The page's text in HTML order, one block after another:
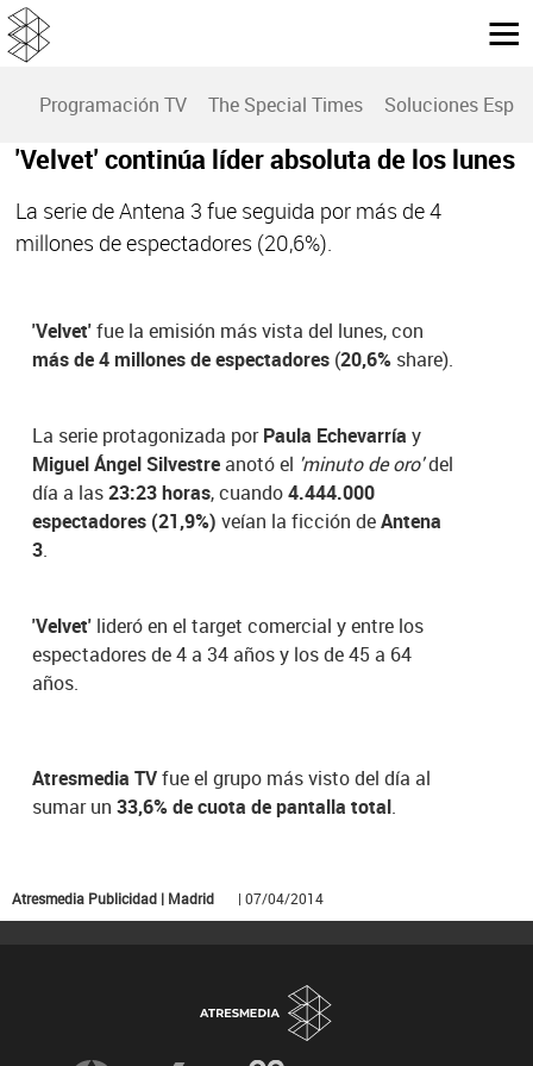
Programación TV The Special Times Soluciones
'Velvet' continúa líder absoluta de los lunes
La serie de Antena 3 fue seguida por más de 4
millones de espectadores (20,6%).
'Velvet'fue la emisión más vista del lunes, con
más de 4 millones de espectadores (20,6% share).
La serie protagonizada porPaula Echevarríay
Miguel Ángel Silvestreanotó el 'minuto de oro'del
día a las23:23 horas, cuando4.444.000
espectadores (21,9%) veían la ficción deAntena
3.
'Velvet' lideró en el target comercial y entre los
espectadores de 4 a 34 años y los de 45 a 64
años.
Atresmedia TVfue el grupo más visto del día al
sumar un33,6% de cuota de pantalla total.
Atresmedia Publicidad | Madrid | 07/04/2014